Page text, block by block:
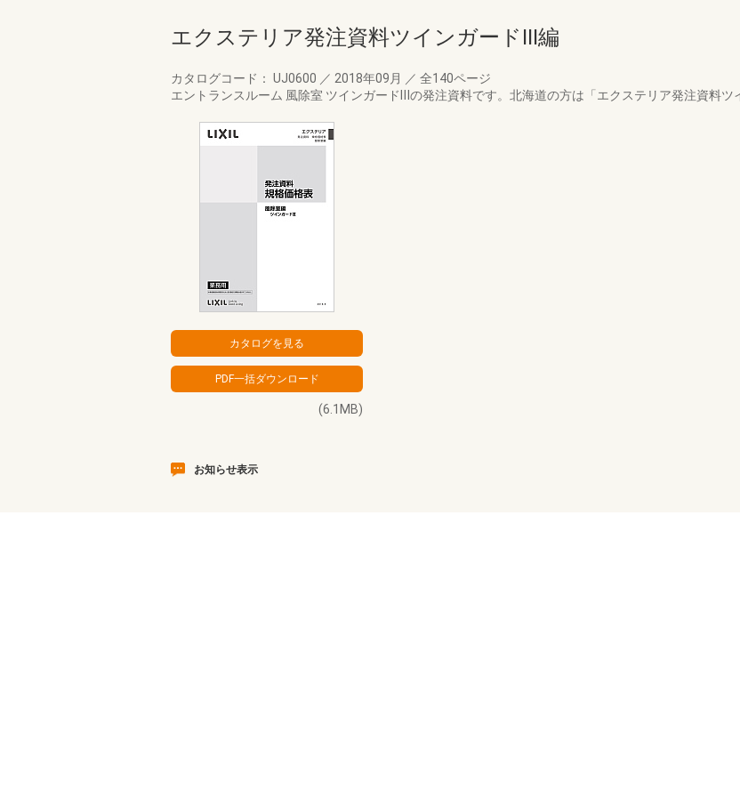
エクステリア発注資料ツインガードIII編
カタログコード： UJ0600 ／ 2018年09月 ／ 全140ページ
エントランスルーム 風除室 ツインガードⅢの発注資料です。北海道の方は「エクステリア発注資料ツ
(6.1MB)
お知らせ表示